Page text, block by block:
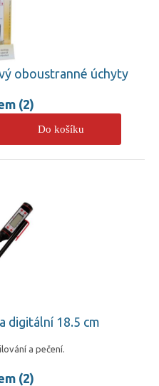
oboustranné úchyty
(2)
Do košíku
digitální 18.5 cm
a pečení.
(2)